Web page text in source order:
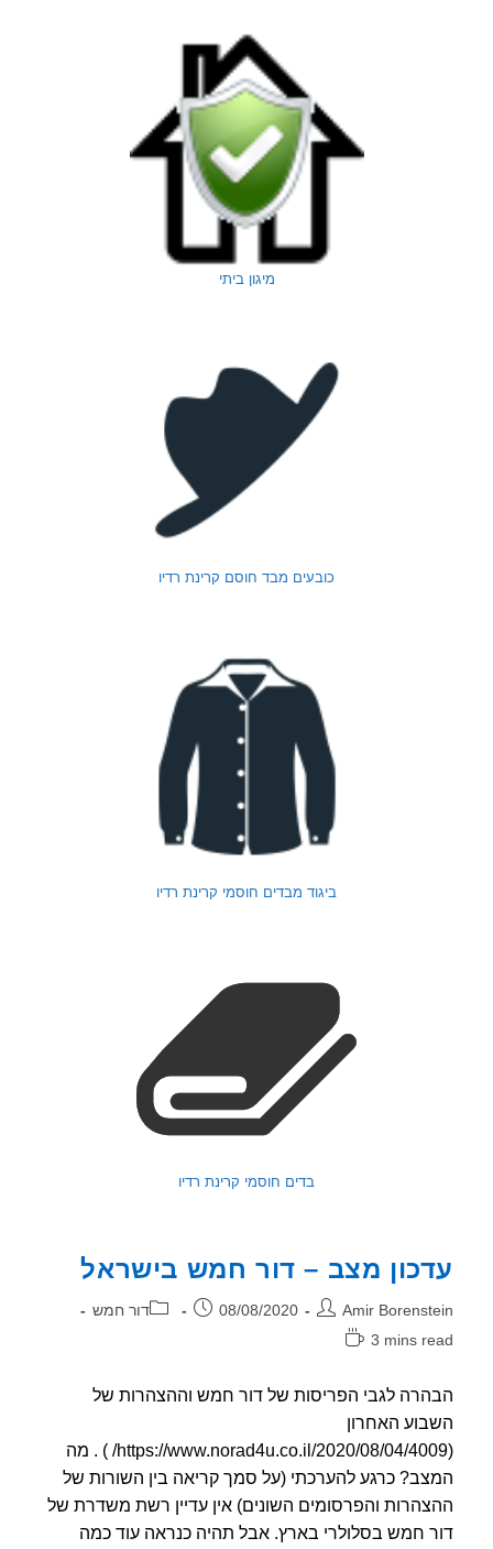
כובעים מבד חוסם קרינת רדיו
ביגוד מבדים חוסמי קרינת רדיו
בדים חוסמי קרינת רדיו
מצב – דור חמש בישראל
Amir פורסם:
08/08/2020 קטגוריה:דור חמש
3 mins
לגבי הפריסות של דור חמש וההצהרות של
האחרון
(https://www.norad4u.co.il/2020/08/04/4009/ ) . מה
כרגע להערכתי (על סמך קריאה בין השורות של
והפרסומים השונים) אין עדיין רשת משדרת של
חמש בסלולרי בארץ. אבל תהיה כנראה עוד כמה